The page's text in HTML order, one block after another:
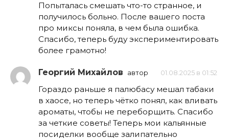
Попыталась смешать что-то странное, и
получилось больно. После вашего поста
про миксы поняла, в чем была ошибка.
Спасибо, теперь буду экспериментировать
более грамотно!
Георгий Михайлов автор 01.08.2025 в 01:52
Гораздо раньше я палюбасу мешал табаки
в хаосе, но теперь чётко понял, как вливать
ароматы, чтобы не переборщить. Спасибо
за четкие советы! Теперь мои кальянные
посиделки вообще залипательно